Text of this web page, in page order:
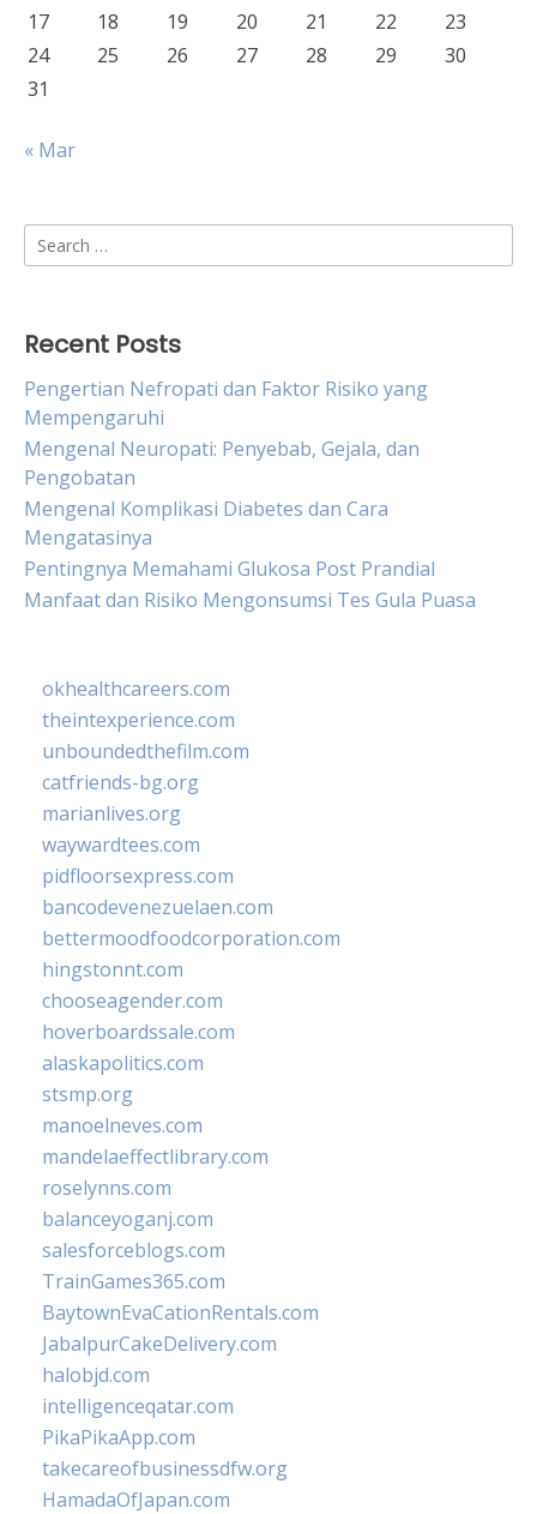
17
18 19 20 21 22
23
24
25 26 27 28 29
30
31
« Mar
Search
for:
Recent Posts
Pengertian Nefropati dan Faktor Risiko yang
Mempengaruhi
Mengenal Neuropati: Penyebab, Gejala, dan
Pengobatan
Mengenal Komplikasi Diabetes dan Cara
Mengatasinya
Pentingnya Memahami Glukosa Post Prandial
Manfaat dan Risiko Mengonsumsi Tes Gula Puasa
okhealthcareers.com
theintexperience.com
unboundedthefilm.com
catfriends-bg.org
marianlives.org
waywardtees.com
pidfloorsexpress.com
bancodevenezuelaen.com
bettermoodfoodcorporation.com
hingstonnt.com
chooseagender.com
hoverboardssale.com
alaskapolitics.com
stsmp.org
manoelneves.com
mandelaeffectlibrary.com
roselynns.com
balanceyoganj.com
salesforceblogs.com
TrainGames365.com
BaytownEvaCationRentals.com
JabalpurCakeDelivery.com
halobjd.com
intelligenceqatar.com
PikaPikaApp.com
takecareofbusinessdfw.org
HamadaOfJapan.com